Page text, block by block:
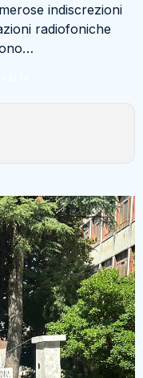
indiscrezioni
radiofoniche